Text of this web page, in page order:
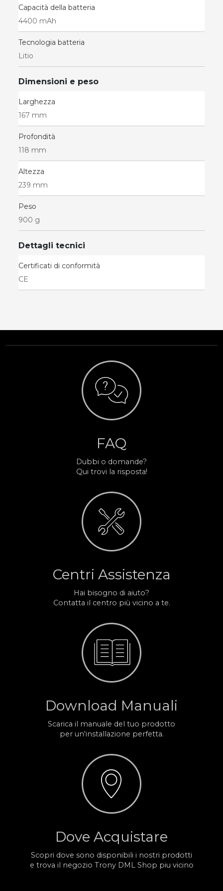
Capacità della batteria
4400 mAh
Tecnologia batteria
Litio
Dimensioni e peso
Larghezza
167 mm
Profondità
118 mm
Altezza
239 mm
Peso
900 g
Dettagli tecnici
Certificati di conformità
CE
FAQ
Dubbi o domande?
Qui trovi la risposta!
Centri Assistenza
Hai bisogno di aiuto?
Contatta il centro più vicino a te.
Download Manuali
Scarica il manuale del tuo prodotto
per un'installazione perfetta.
Dove Acquistare
Scopri dove sono disponibili i nostri prodotti
e trova il negozio Trony DML Shop piu vicino